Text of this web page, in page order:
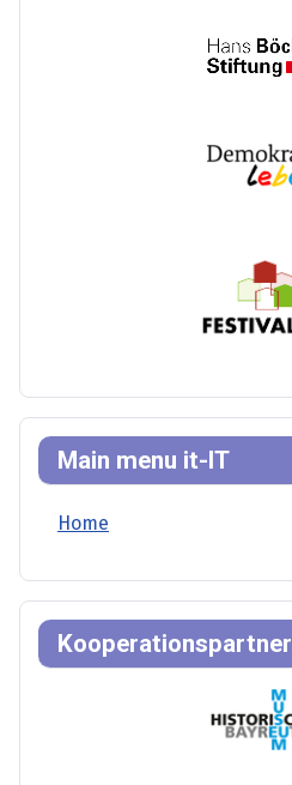
Main menu it-IT
Home
Kooperationspartner